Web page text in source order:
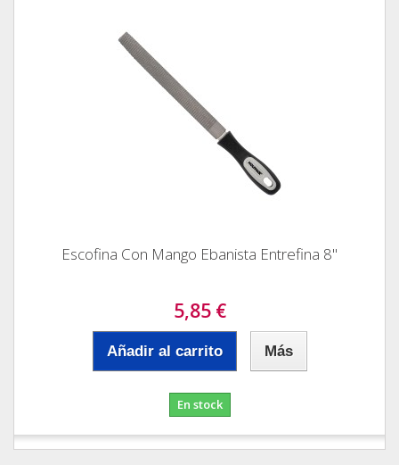
Escofina Con Mango Ebanista Entrefina 8"
5,85 €
Añadir al carrito Más
En stock